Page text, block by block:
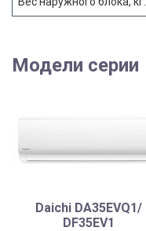
Модели серии
Daichi DA35EVQ1/
DF35EV1